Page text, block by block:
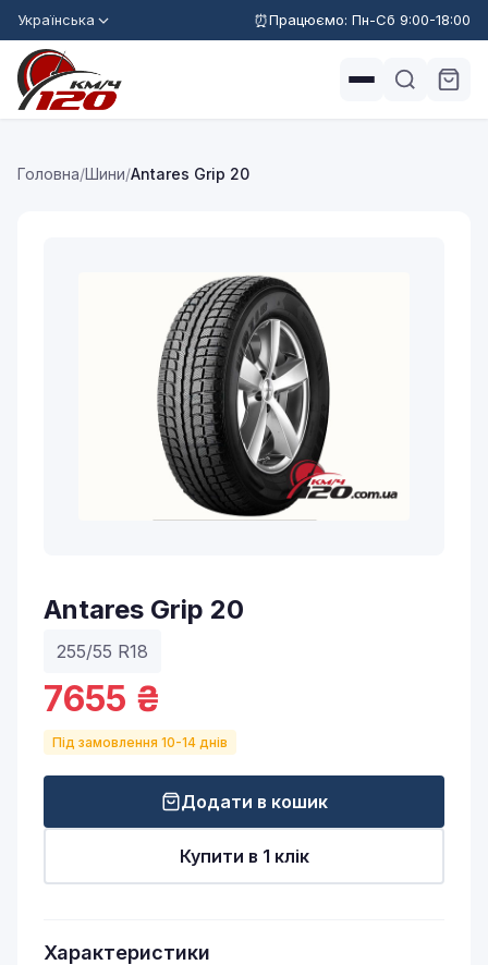
Українська Працюємо: Пн-Сб 9:00-18:00
Головна/Шини/Antares Grip 20
Antares Grip 20
255/55 R18
7655 ₴
Під замовлення 10-14 днів
Додати в кошик
Купити в 1 клік
Характеристики